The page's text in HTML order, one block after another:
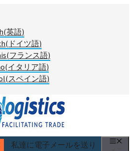
(英語)
( ドイツ語)
(フランス語)
(イタリア語)
(スペイン語)
私達に電子メールを送り